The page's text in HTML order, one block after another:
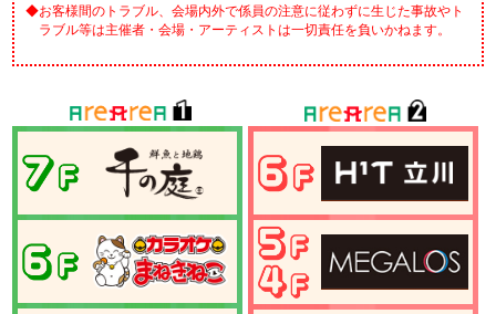
◆お客様間のトラブル、会場内外で係員の注意に従わずに生じた事故やト
ラブル等は主催者・会場・アーティストは一切責任を負いかねます。